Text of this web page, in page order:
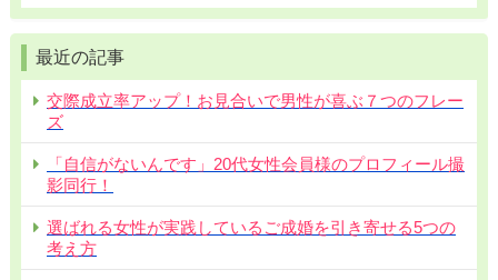
最近の記事
交際成立率アップ！お見合いで男性が喜ぶ７つのフレー
ズ
「自信がないんです」20代女性会員様のプロフィール撮
影同行！
選ばれる女性が実践しているご成婚を引き寄せる5つの
考え方